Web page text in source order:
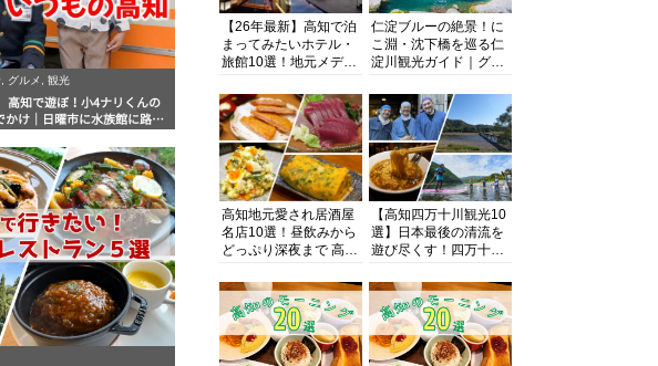
グルメ, 観光
高知で遊ぼ！小4ナリくんの
かけ｜日曜市に水族館に路面
【26年最新】高知で泊
まってみたいホテル・
旅館10選！地元メディ
厳選
仁淀ブルーの絶景！に
こ淵・沈下橋を巡る仁
淀川観光ガイド｜グル
まで完全網羅！
高知地元愛され居酒屋
名店10選！昼飲みから
どっぷり深夜まで 高知
知グルメPro】
【高知四万十川観光10
選】日本最後の清流を
遊び尽くす！四万十川
を網羅したおすすめガ
イド